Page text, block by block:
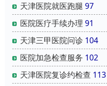
天津医院就医跑腿 97
医院医疗手续办理 91
天津三甲医院问诊 104
医院加急检查服务 102
天津医院复诊约检查 113